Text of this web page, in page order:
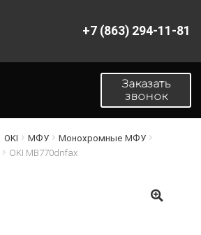
+7 (863) 294-11-81
Заказать
звонок
OKI МФУ
Монохромные МФУ
OKI MB770dnfax